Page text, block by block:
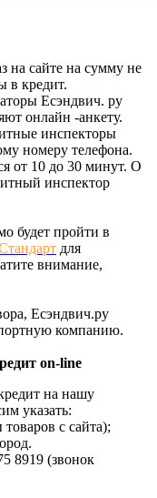
на сайте на сумму не
в кредит.
Есэндвич. ру
онлайн -анкету.
инспекторы
номеру телефона.
от 10 до 30 минут. О
инспектор
будет пройти в
для
внимание,
Есэндвич.ру
компанию.
on-line
на нашу
указать:
с сайта);
8919 (звонок